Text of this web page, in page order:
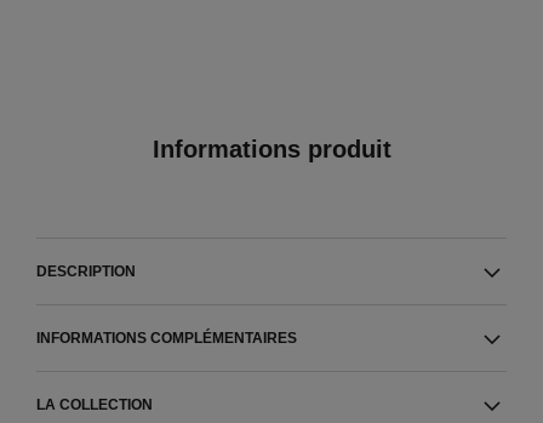
Informations produit
DESCRIPTION
INFORMATIONS COMPLÉMENTAIRES
LA COLLECTION